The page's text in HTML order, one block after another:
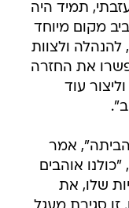
תמיד היה
מקום מיוחד
להנהלה ולצוות
את החזרה
עוד
הביתה", אמר
אוהבים
שלו, את